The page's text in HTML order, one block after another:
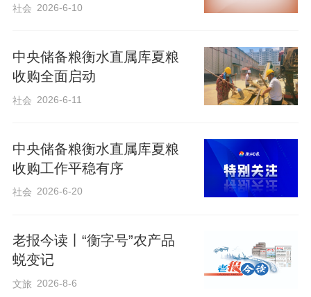
对夏收高温、车流集中特点，安排专人疏
服务，累计服务售粮农户130余人次，大幅
压缩农户候粮时间。
社会 2026-6-10
中央储备粮衡水直属库夏粮
收购全面启动
社会 2026-6-11
中央储备粮衡水直属库夏粮
收购工作平稳有序
社会 2026-6-20
老报今读丨“衡字号”农产品
蜕变记
文旅 2026-8-6